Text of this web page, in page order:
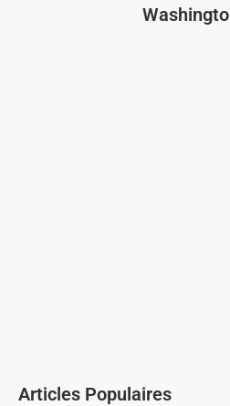
Articles Populaires